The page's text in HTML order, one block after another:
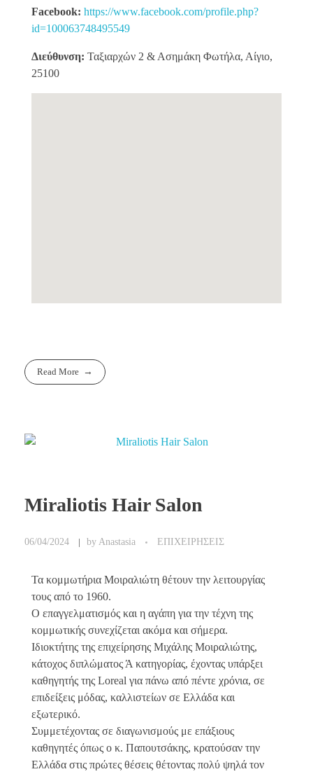
Facebook: https://www.facebook.com/profile.php?
id=100063748495549
Διεύθυνση: Ταξιαρχών 2 & Ασημάκη Φωτήλα, Αίγιο,
25100
Read More
Miraliotis Hair Salon
06/04/2024 by Anastasia ΕΠΙΧΕΙΡΗΣΕΙΣ
Τα κομμωτήρια Μοιραλιώτη θέτουν την λειτουργίας
τους από το 1960.
Ο επαγγελματισμός και η αγάπη για την τέχνη της
κομμωτικής συνεχίζεται ακόμα και σήμερα.
Ιδιοκτήτης της επιχείρησης Μιχάλης Μοιραλιώτης,
κάτοχος διπλώματος Ά κατηγορίας, έχοντας υπάρξει
καθηγητής της Loreal για πάνω από πέντε χρόνια, σε
επιδείξεις μόδας, καλλιστείων σε Ελλάδα και
εξωτερικό.
Συμμετέχοντας σε διαγωνισμούς με επάξιους
καθηγητές όπως ο κ. Παπουτσάκης, κρατούσαν την
Ελλάδα στις πρώτες θέσεις θέτοντας πολύ ψηλά τον